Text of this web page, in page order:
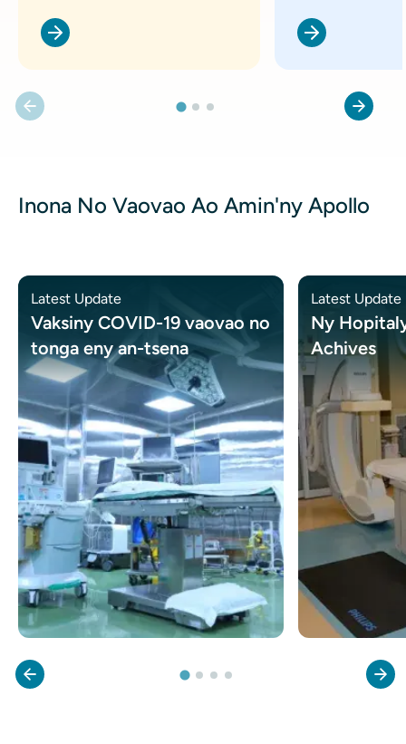
Inona No Vaovao Ao Amin'ny Apollo
Latest Update
Vaksiny COVID-19 vaovao no
tonga eny an-tsena
Latest Update
Ny
Achives